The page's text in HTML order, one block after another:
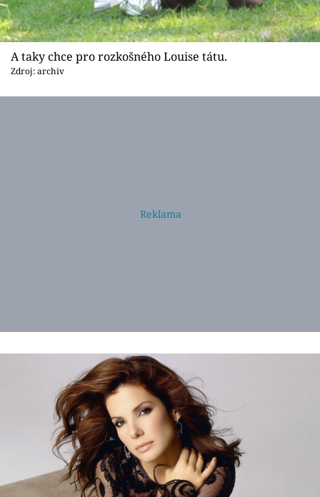
A taky chce pro rozkošného Louise tátu.
Zdroj: archiv